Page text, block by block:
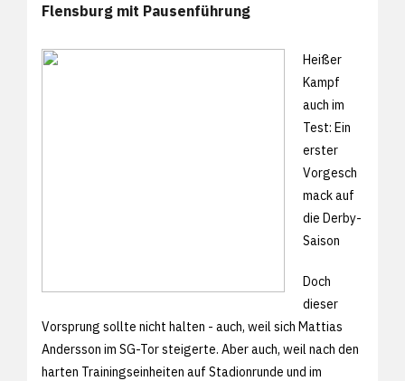
Flensburg mit Pausenführung
Heißer
Kampf
auch im
Test: Ein
erster
Vorgesch
mack auf
die Derby-
Saison
Doch
dieser
Vorsprung sollte nicht halten - auch, weil sich Mattias
Andersson im SG-Tor steigerte. Aber auch, weil nach den
harten Trainingseinheiten auf Stadionrunde und im